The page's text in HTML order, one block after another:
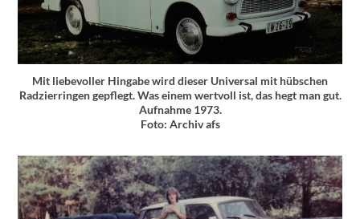
Mit liebevoller Hingabe wird dieser Universal mit hübschen
Radzierringen gepflegt. Was einem wertvoll ist, das hegt man gut.
Aufnahme 1973.
Foto: Archiv afs